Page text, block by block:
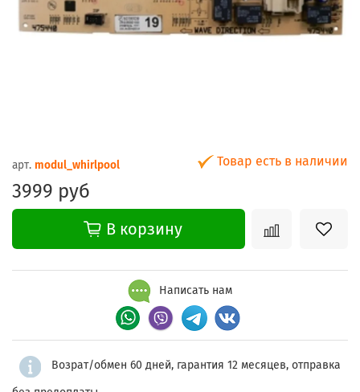
арт. modul_whirlpool Товар есть в наличии
3999 руб
В корзину
Написать нам
Возрат/обмен 60 дней, гарантия 12 месяцев, отправка